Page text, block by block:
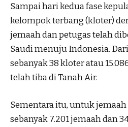
Sampai hari kedua fase
kelompok terbang (kloter)
jemaah dan petugas telah
Saudi menuju Indonesia.
sebanyak 38 kloter atau
telah tiba di Tanah Air.
Sementara itu, untuk
sebanyak 7.201 jemaah dan